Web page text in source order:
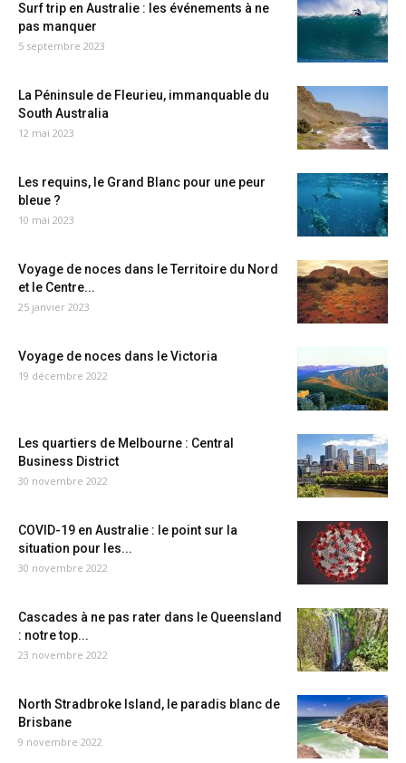
Surf trip en Australie : les événements à ne
pas manquer
5 septembre 2023
La Péninsule de Fleurieu, immanquable du
South Australia
12 mai 2023
Les requins, le Grand Blanc pour une peur
bleue ?
10 mai 2023
Voyage de noces dans le Territoire du Nord
et le Centre...
25 janvier 2023
Voyage de noces dans le Victoria
19 décembre 2022
Les quartiers de Melbourne : Central
Business District
30 novembre 2022
COVID-19 en Australie : le point sur la
situation pour les...
30 novembre 2022
Cascades à ne pas rater dans le Queensland
: notre top...
23 novembre 2022
North Stradbroke Island, le paradis blanc de
Brisbane
9 novembre 2022